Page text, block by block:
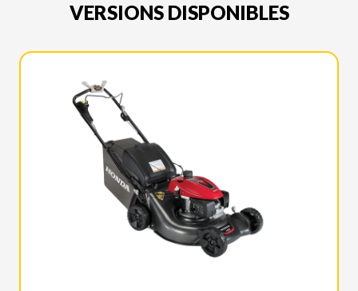
VERSIONS DISPONIBLES